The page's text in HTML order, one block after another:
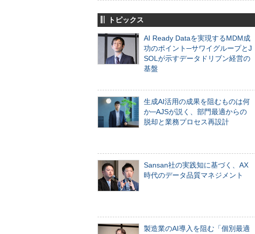
トピックス
AI Ready Dataを実現するMDM成
功のポイント─サワイグループとJ
SOLが示すデータドリブン経営の
基盤
生成AI活用の成果を阻むものは何
か─AJSが説く、部門最適からの
脱却と業務プロセス再設計
Sansan社の実践知に基づく、AX
時代のデータ品質マネジメント
製造業のAI導入を阻む「個別最適